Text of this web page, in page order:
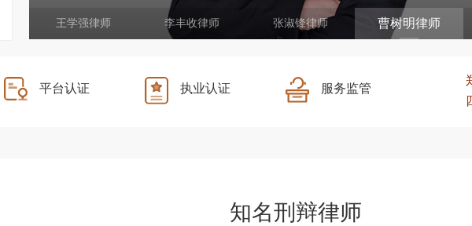
王学强律师 李丰收律师 张淑锋律师 曹树明律师
平台认证 执业认证 服务监管
知名刑辩律师